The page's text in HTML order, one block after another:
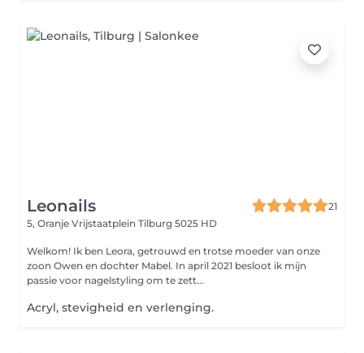
Leonails
21
5, Oranje Vrijstaatplein Tilburg 5025 HD
Welkom! Ik ben Leora, getrouwd en trotse moeder van onze
zoon Owen en dochter Mabel. In april 2021 besloot ik mijn
passie voor nagelstyling om te zett...
Acryl, stevigheid en verlenging.